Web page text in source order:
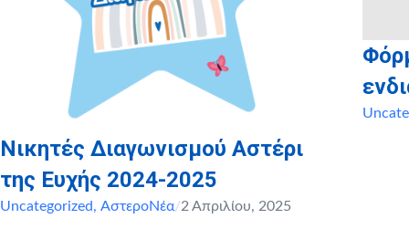
Νικητές Διαγωνισμού Αστέρι
της Ευχής 2024-2025
Uncategorized, ΑστεροΝέα/2 Απριλίου, 2025